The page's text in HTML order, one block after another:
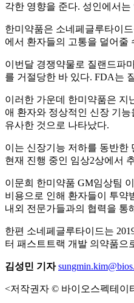
각한 영향을 준다. 성인에서
한미약품은 소네페글루타이
에서 환자들의 고통을 덜어줄
이번달 경쟁약물로 질랜드파
를 거절당한 바 있다. FDA는
이러한 가운데 한미약품은 지
애 환자와 정상적인 신장 기
유사한 것으로 나타났다.
이는 신장기능 저하를 동반한
현재 진행 중인 임상2상에서
이문희 한미약품 GM임상팀
비용으로 인해 환자들이 투약
내외 전문가들과의 협력을 통
한편 소네페글루타이드는
터 패스트트랙 개발 의약품으
김성민 기자
<저작권자 © 바이오스펙테이